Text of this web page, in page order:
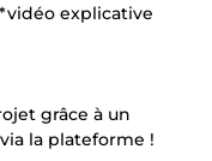
explicative
grâce à un
la plateforme !